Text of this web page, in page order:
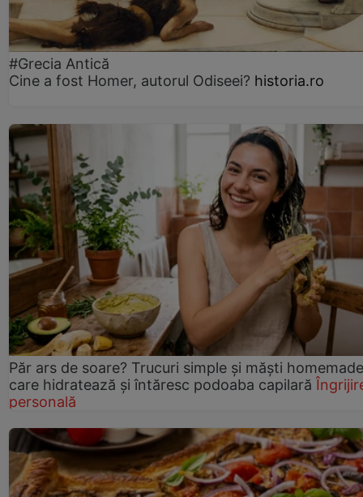
#Grecia Antică
Cine a fost Homer, autorul Odiseei? historia.ro
Păr ars de soare? Trucuri simple și măști homemade
care hidratează și întăresc podoaba capilară
personală